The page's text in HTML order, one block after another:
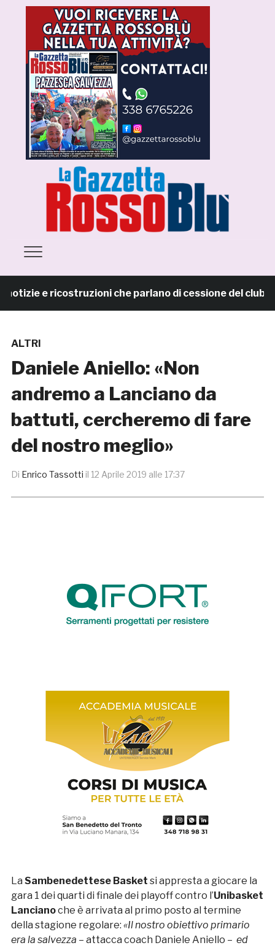
e ricostruzioni che parlano di cessione del club. IL
ALTRI
Daniele Aniello: «Non
andremo a Lanciano da
battuti, cercheremo di fare
del nostro meglio»
Di Enrico Tassotti il 12 Aprile 2019 alle 17:37
La Sambenedettese Basket si appresta a giocare la
gara 1 dei quarti di finale dei playoff contro l’Unibasket
Lancianoche è arrivata al primo posto al termine
della stagione regolare: «Il nostro obiettivo primario
era la salvezza – attacca coach Daniele Aniello – ed